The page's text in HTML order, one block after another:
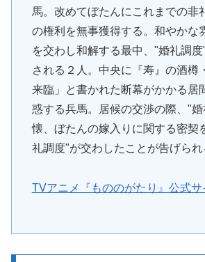
馬。改めてぼたんにこれまでの非
の権利を無事獲得する。和やかな
を交わし和解する最中、"婚礼調
される２人。中央に『寿』の酒樽
来臨」と書かれた断幕がかかる居
惑する兵馬。居候の交渉の際、"
懐、ぼたんの嫁入りに関する密契
礼調度"が交わしたことが告げら
TVアニメ『もののがたり』公式サ